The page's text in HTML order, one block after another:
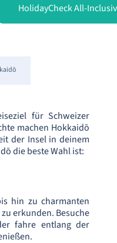
HolidayCheck All-
für Schweizer
machen Hokkaidō
der Insel in deinem
die beste Wahl ist:
hin zu charmanten
erkunden. Besuche
fahre entlang der